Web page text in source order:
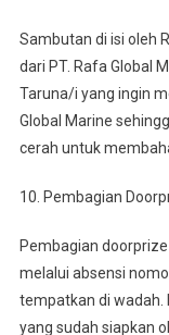
Sambutan di isi oleh
dari PT. Rafa Global
Taruna/i yang ingin
Global Marine
cerah untuk
10. Pembagian
Pembagian
melalui absensi
tempatkan di wadah.
yang sudah siapkan